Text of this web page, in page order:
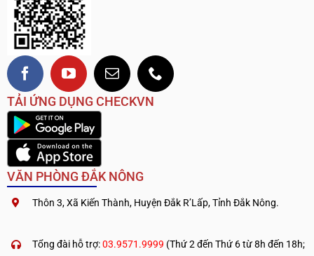
TẢI ỨNG DỤNG CHECKVN
VĂN PHÒNG ĐẮK NÔNG
Thôn 3, Xã Kiến Thành, Huyện Đắk R’Lấp, Tỉnh Đắk Nông.
Tổng đài hỗ trợ:03.9571.9999 (Thứ 2 đến Thứ 6 từ 8h đến 18h;